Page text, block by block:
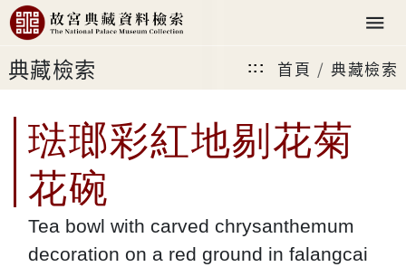
典藏檢索 ::: 首頁 典藏檢索
琺瑯彩紅地剔花菊
花碗
Tea bowl with carved chrysanthemum
decoration on a red ground in falangcai